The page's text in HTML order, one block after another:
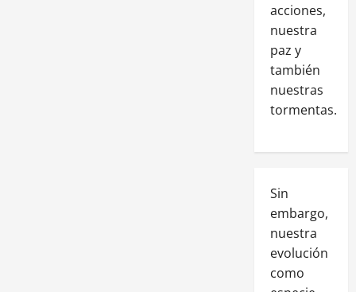
acciones,
nuestra
paz y
también
nuestras
tormentas.
Sin
embargo,
nuestra
evolución
como